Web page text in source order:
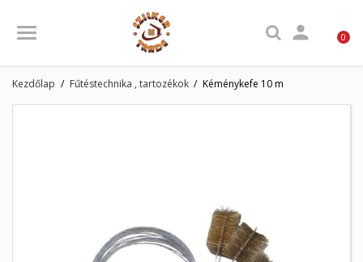
 0
Kezdőlap Fűtéstechnika , tartozékok Kéménykefe 10 m